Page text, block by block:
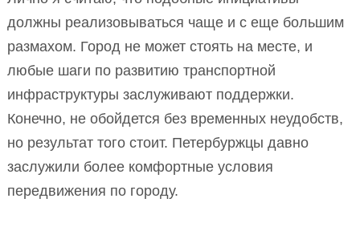
должны реализовываться чаще и с еще большим
размахом. Город не может стоять на месте, и
любые шаги по развитию транспортной
инфраструктуры заслуживают поддержки.
Конечно, не обойдется без временных неудобств,
но результат того стоит. Петербуржцы давно
заслужили более комфортные условия
передвижения по городу.